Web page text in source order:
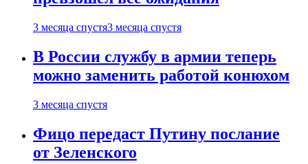
3 месяца спустя3 месяца спустя
В России службу в армии теперь
можно заменить работой конюхом
3 месяца спустя
Фицо передаст Путину послание
от Зеленского